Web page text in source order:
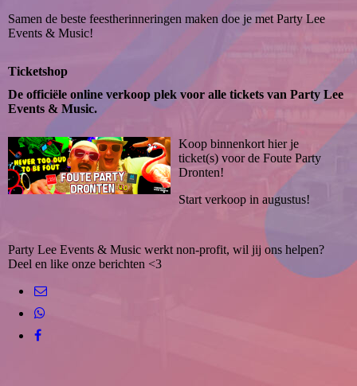
Samen de beste feestherinneringen maken doe je met Party Lee
Events & Music!
Ticketshop
De officiële online verkoop plek voor alle tickets van Party Lee
Events & Music.
Koop binnenkort hier je
ticket(s) voor de Foute Party
Dronten!
Start verkoop in augustus!
Party Lee Events & Music werkt non-profit, wil jij ons helpen?
Deel en like onze berichten <3